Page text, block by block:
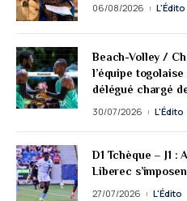
06/08/2026 L'Édito
Beach-Volley /
l’équipe
délégué chargé
30/07/2026 L'Édito
D1 Tchèque – J1 :
Liberec
27/07/2026 L'Édito